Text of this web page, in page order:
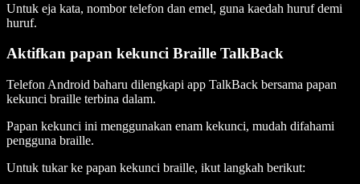
Untuk eja kata, nombor telefon dan emel, guna kaedah huruf demi
huruf.
Aktifkan papan kekunci Braille TalkBack
Telefon Android baharu dilengkapi app TalkBack bersama papan
kekunci braille terbina dalam.
Papan kekunci ini menggunakan enam kekunci, mudah difahami
pengguna braille.
Untuk tukar ke papan kekunci braille, ikut langkah berikut: